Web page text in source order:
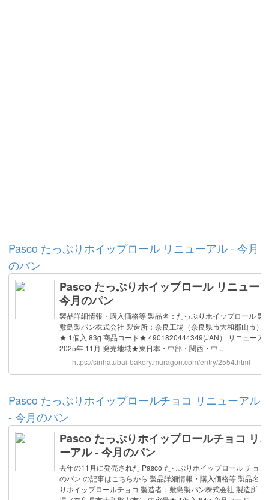
Pasco たっぷりホイップロール リニューアル - 今月
のパン
Pasco たっぷりホイップロールチョコ リニューアル
- 今月のパン